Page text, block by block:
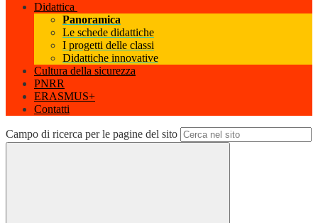
Didattica
Panoramica
Le schede didattiche
I progetti delle classi
Didattiche innovative
Cultura della sicurezza
PNRR
ERASMUS+
Contatti
Campo di ricerca per le pagine del sito